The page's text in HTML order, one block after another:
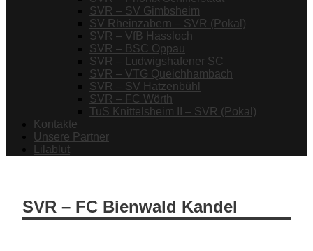
SVR – SV Gimbsheim
SV Rheinzabern – SVR (Pokal)
SVR – VfB Hassloch
SVR – BSC Oppau
SVR – Ludwigshafener SC
SVR – VTG Queichhambach
SVR – SV Hatzenbühl
SVR – FC Wörth
TuS Knittelsheim II – SVR (Pokal)
Kontakte
Unsere Partner
Lilablut
SVR – FC Bienwald Kandel